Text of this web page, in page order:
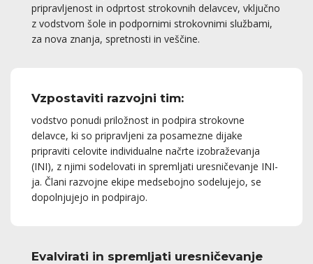
pripravljenost in odprtost strokovnih delavcev, vključno
z vodstvom šole in podpornimi strokovnimi službami,
za nova znanja, spretnosti in veščine.
Vzpostaviti razvojni tim:
vodstvo ponudi priložnost in podpira strokovne
delavce, ki so pripravljeni za posamezne dijake
pripraviti celovite individualne načrte izobraževanja
(INI), z njimi sodelovati in spremljati uresničevanje INI-
ja. Člani razvojne ekipe medsebojno sodelujejo, se
dopolnjujejo in podpirajo.
Evalvirati in spremljati uresničevanje